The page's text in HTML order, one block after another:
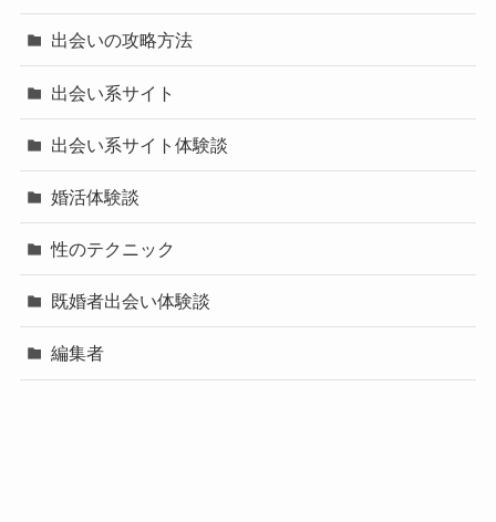
出会いの攻略方法
出会い系サイト
出会い系サイト体験談
婚活体験談
性のテクニック
既婚者出会い体験談
編集者